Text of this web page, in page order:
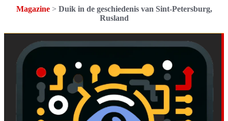
Magazine> Duik in de geschiedenis van Sint-Petersburg,
Rusland